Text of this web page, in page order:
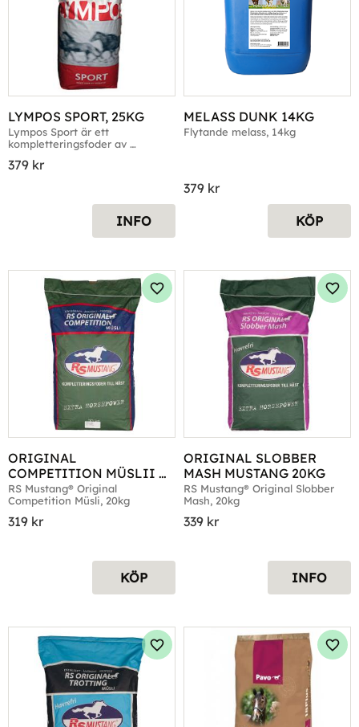
LYMPOS SPORT, 25KG
Lympos Sport är ett
kompletteringsfoder av
379 kr
INFO
MELASS DUNK 14KG
Flytande melass, 14kg
379 kr
KÖP
ORIGINAL
COMPETITION MÜSLII
MUSTANG 20KG
RS Mustang® Original
Competition Müsli, 20kg
319 kr
Lägg till i favoriter
KÖP
ORIGINAL SLOBBER
MASH MUSTANG 20KG
RS Mustang® Original Slobber
Mash, 20kg
339 kr
INFO
Lägg till i favoriter